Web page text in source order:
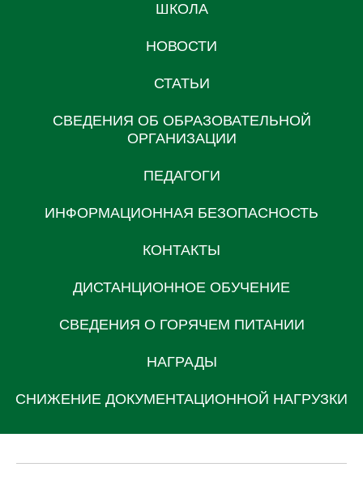
ШКОЛА
НОВОСТИ
СТАТЬИ
СВЕДЕНИЯ ОБ ОБРАЗОВАТЕЛЬНОЙ
ОРГАНИЗАЦИИ
ПЕДАГОГИ
ИНФОРМАЦИОННАЯ БЕЗОПАСНОСТЬ
КОНТАКТЫ
ДИСТАНЦИОННОЕ ОБУЧЕНИЕ
СВЕДЕНИЯ О ГОРЯЧЕМ ПИТАНИИ
НАГРАДЫ
СНИЖЕНИЕ ДОКУМЕНТАЦИОННОЙ НАГРУЗКИ